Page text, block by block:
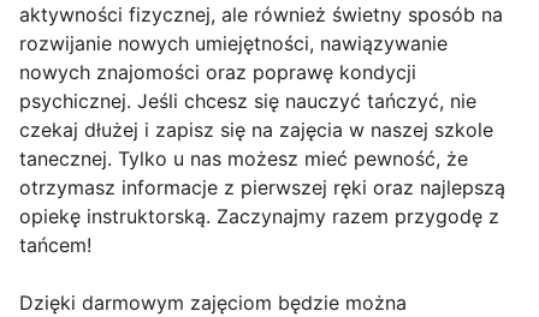
aktywności fizycznej, ale również świetny sposób na
rozwijanie nowych umiejętności, nawiązywanie
nowych znajomości oraz poprawę kondycji
psychicznej. Jeśli chcesz się nauczyć tańczyć, nie
czekaj dłużej i zapisz się na zajęcia w naszej szkole
tanecznej. Tylko u nas możesz mieć pewność, że
otrzymasz informacje z pierwszej ręki oraz najlepszą
opiekę instruktorską. Zaczynajmy razem przygodę z
tańcem!
Dzięki darmowym zajęciom będzie można